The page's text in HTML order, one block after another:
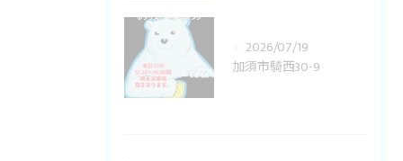
2026/07/19
加須市騎西30-9